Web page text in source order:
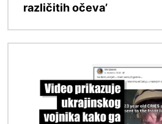
različitih očeva’